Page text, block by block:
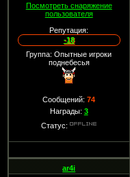
Посмотреть снаряжение
пользователя
Репутация:
-18
Группа: Опытные игроки
поднебесья
Сообщений:74
Награды: 3
Статус:
ar4i